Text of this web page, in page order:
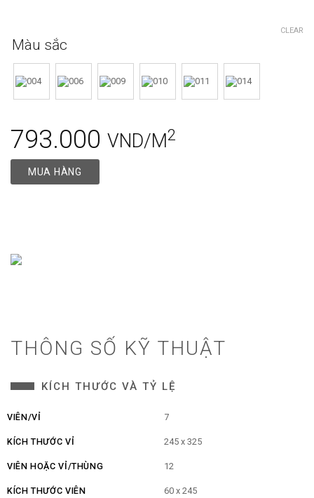
Màu sắc
CLEAR
793.000 VND/M2
MUA HÀNG
THÔNG SỐ KỸ THUẬT
KÍCH THƯỚC VÀ TỶ LỆ
VIÊN/VỈ 7
KÍCH THƯỚC VỈ 245 x 325
VIÊN HOẶC VỈ/THÙNG 12
KÍCH THƯỚC VIÊN 60 x 245